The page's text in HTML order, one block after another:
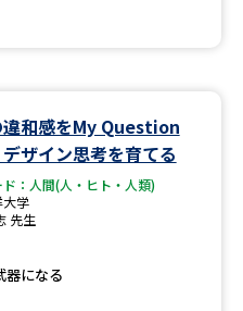
学問分野解説
夢ナビライブ
ポート
違和感をMy Question
ザイン思考を育てる
：人間(人・ヒト・人類)
学
先生
器になる